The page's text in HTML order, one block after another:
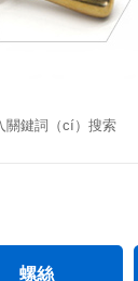
螺絲